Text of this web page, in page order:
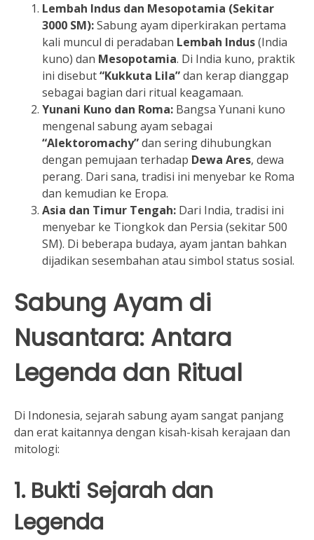
Lembah Indus dan Mesopotamia (Sekitar
3000 SM):Sabung ayam diperkirakan pertama
kali muncul di peradaban Lembah Indus(India
kuno) dan Mesopotamia. Di India kuno, praktik
ini disebut“Kukkuta Lila”dan kerap dianggap
sebagai bagian dari ritual keagamaan.
Yunani Kuno dan Roma: Bangsa Yunani kuno
mengenal sabung ayam sebagai
“Alektoromachy”dan sering dihubungkan
dengan pemujaan terhadap Dewa Ares, dewa
perang. Dari sana, tradisi ini menyebar ke Roma
dan kemudian ke Eropa.
Asia dan Timur Tengah: Dari India, tradisi ini
menyebar ke Tiongkok dan Persia (sekitar 500
SM). Di beberapa budaya, ayam jantan bahkan
dijadikan sesembahan atau simbol status sosial.
Sabung Ayam di
Nusantara: Antara
Legenda dan Ritual
Di Indonesia, sejarah sabung ayam sangat panjang
dan erat kaitannya dengan kisah-kisah kerajaan dan
mitologi:
1. Bukti Sejarah dan
Legenda